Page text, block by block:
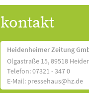
kontakt
Heidenheimer Zeitung
Olgastraße 15, 89518
Telefon: 07321 - 347 0
E-Mail: pressehaus@hz.de